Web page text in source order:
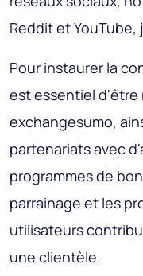
Reddit et
Pour instaurer la
est essentiel
exchangesumo,
partenariats avec
programmes de
parrainage et les
utilisateurs
une clientèle.